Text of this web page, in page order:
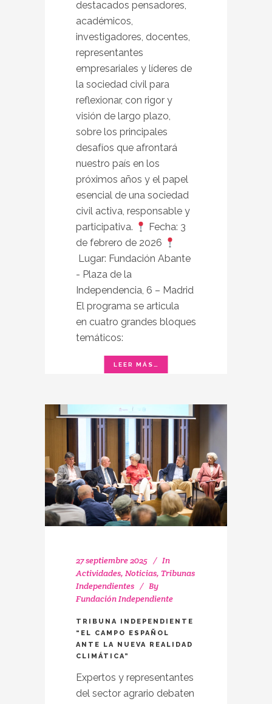
destacados pensadores,
académicos,
investigadores, docentes,
representantes
empresariales y líderes de
la sociedad civil para
reflexionar, con rigor y
visión de largo plazo,
sobre los principales
desafíos que afrontará
nuestro país en los
próximos años y el papel
esencial de una sociedad
civil activa, responsable y
participativa.
Fecha: 3
de febrero de 2026
Lugar: Fundación Abante
- Plaza de la
Independencia, 6 – Madrid
El programa se articula
en cuatro grandes bloques
temáticos:
27 septiembre 2025
In
Actividades, Noticias, Tribunas
Independientes
By
Fundación Independiente
TRIBUNA INDEPENDIENTE
“EL CAMPO ESPAÑOL
ANTE LA NUEVA REALIDAD
CLIMÁTICA”
Expertos y representantes
del sector agrario debaten